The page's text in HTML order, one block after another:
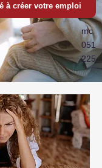
à créer votre emploi
mc
051
225